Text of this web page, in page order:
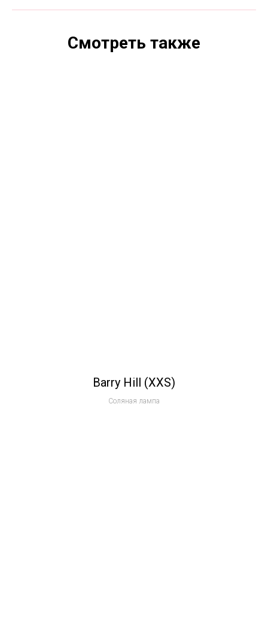
Смотреть также
Barry Hill (XXS)
Соляная лампа